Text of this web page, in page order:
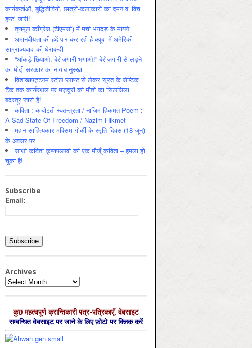
कार्यकर्ताओं, बुद्धिजीवियों, छात्रों-कलाकारों का दमन व ‘विच
हण्ट’ जारी!
तृणमूल काँग्रेस (टीएमसी) में मची भगदड़ के मायने
अमानवीयता की हदें पार कर रही है क्यूबा में अमेरिकी
साम्राज्यवाद की घेराबन्दी
“आँकड़े छिपाओ, बेरोज़गारी भगाओ!” बेरोज़गारी से लड़ने
का मोदी सरकार का नायाब नुस्ख़ा
विशाखापट्टनम स्टील प्लाण्ट से लेकर सूरत के सेप्टिक
टैंक तक कार्यस्थल पर मज़दूरों की मौतों का सिलसिला
बदस्तूर जारी है!
कविता : कचोटती स्वतन्त्रता / नाज़िम हिकमत Poem :
A Sad State Of Freedom / Nazim Hikmet
महान साहित्यकार मक्सिम गोर्की के स्मृति दिवस (18 जून)
के अवसर पर
साथी कविता कृष्णपल्लवी की एक मौजूँ कविता – हमला हो
चुका है!
Subscribe
Email:
Archives
Archives
कुछ महत्‍वपूर्ण क्रान्तिकारी पत्र-पत्रिकाएँ, वेबसाइट
सम्‍बन्धित वेबसाइट पर जाने के लिए फ़ोटो पर क्लिक करें